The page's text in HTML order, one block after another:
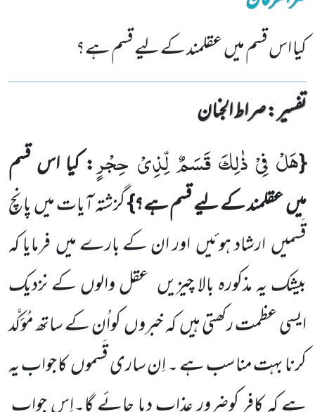
کیا اس قسم میں عقلمند کے لیے قسم ہے؟
تفسیر : ‎صراط الجنان
{هَلْ فِیْ ذٰلِكَ قَسَمٌ لِّذِیْ حِجْرٍ: کیا اس قسم
میںعقلمند کے لیے قسم ہے؟}گزشتہ آیات میںپانچ
قَسمیںارشادہوئیںاور ان کے بارے میںفرمایا کہ
بیشک یہ مذکورہ بالا چیزیں عقل والوں کے نزدیک
ایسی عظمت رکھتی ہیںکہ خبروںکواُن کے ساتھ مُؤکَّد
کرنا بہت مناسب ہے ۔ اِن ساری قَسموںکا جواب یہ